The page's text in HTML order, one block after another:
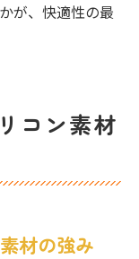
が、快適性の最
コン素材
材の強み